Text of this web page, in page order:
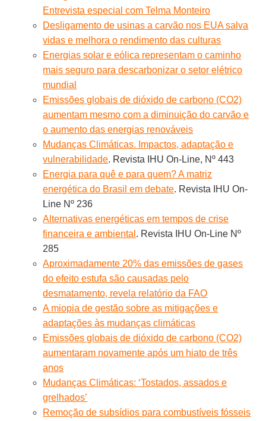
Entrevista especial com Telma Monteiro
Desligamento de usinas a carvão nos EUA salva
vidas e melhora o rendimento das culturas
Energias solar e eólica representam o caminho
mais seguro para descarbonizar o setor elétrico
mundial
Emissões globais de dióxido de carbono (CO2)
aumentam mesmo com a diminuição do carvão e
o aumento das energias renováveis
Mudanças Climáticas. Impactos, adaptação e
vulnerabilidade. Revista IHU On-Line, Nº 443
Energia para quê e para quem? A matriz
energética do Brasil em debate. Revista IHU On-
Line Nº 236
Alternativas energéticas em tempos de crise
financeira e ambiental . Revista IHU On-Line Nº
285
Aproximadamente 20% das emissões de gases
do efeito estufa são causadas pelo
desmatamento, revela relatório da FAO
A miopia de gestão sobre as mitigações e
adaptações às mudanças climáticas
Emissões globais de dióxido de carbono (CO2)
aumentaram novamente após um hiato de três
anos
Mudanças Climáticas: ‘Tostados, assados e
grelhados’
Remoção de subsídios para combustíveis fósseis